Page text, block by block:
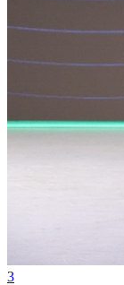
3